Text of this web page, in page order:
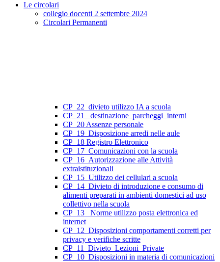
Le circolari
collegio docenti 2 settembre 2024
Circolari Permanenti
CP_22_divieto utilizzo IA a scuola
CP_21_ destinazione_parcheggi_interni
CP_20 Assenze personale
CP_19_Disposizione arredi nelle aule
CP_18 Registro Elettronico
CP_17_Comunicazioni con la scuola
CP_16_Autorizzazione alle Attività
extraistituzionali
CP_15_Utilizzo dei cellulari a scuola
CP_14_Divieto di introduzione e consumo di
alimenti preparati in ambienti domestici ad uso
collettivo nella scuola
CP_13_ Norme utilizzo posta elettronica ed
internet
CP_12_Disposizioni comportamenti corretti per
privacy e verifiche scritte
CP_11_Divieto_Lezioni_Private
CP_10_Disposizioni in materia di comunicazioni